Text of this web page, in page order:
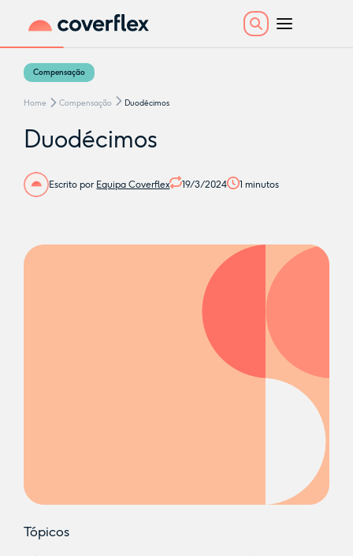
Compensação
Home Compensação Duodécimos
Duodécimos
Escrito por Equipa Coverflex 19/3/2024 1 minutos
Tópicos